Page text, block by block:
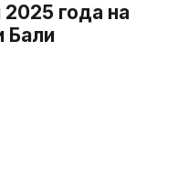
года на
Бали